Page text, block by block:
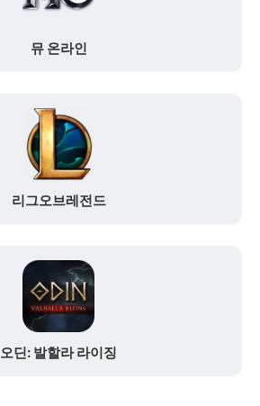
뮤 온라인
리그오브레전드
오딘: 발할라 라이징